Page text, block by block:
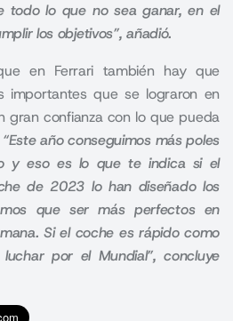
todo lo que no sea ganar, en el
los objetivos”, añadió.
en Ferrari también hay que
importantes que se lograron en
gran confianza con lo que pueda
“Este año conseguimos más poles
y eso es lo que te indica si el
de 2023 lo han diseñado los
que ser más perfectos en
Si el coche es rápido como
por el Mundial”, concluye